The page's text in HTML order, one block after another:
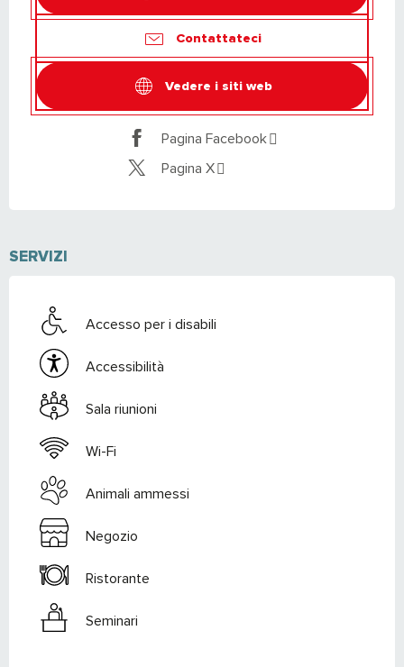
Contattateci
Vedere i siti web
Pagina Facebook
Pagina X
SERVIZI
Accesso per i disabili
Accessibilità
Sala riunioni
Wi-Fi
Animali ammessi
Negozio
Ristorante
Seminari